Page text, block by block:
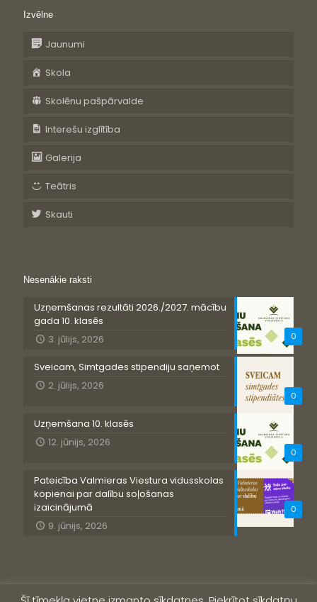
Izvēlne
Jaunumi
Skola
Skolēnu pašpārvalde
Interešu izglītība
Galerija
Teātris
Skauti
Nesenākie raksti
0
Uzņemšanas rezultāti 2026./2027. mācību
gada 10. klasēs
3. jūlijs, 2026
0
Sveicam, Simtgades stipendiju saņemot
2. jūlijs, 2026
0
Uzņemšana 10. klasēs
12. jūnijs, 2026
0
Pateicība Valmieras Viestura vidusskolas
kopienai par dalību soļošanas
izaicinājumā
9. jūnijs, 2026